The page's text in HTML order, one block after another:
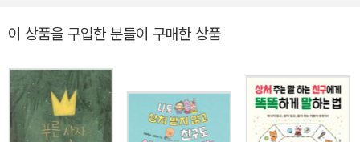
스피치 전문가인 화술 분야 1위 베스트셀러 《어른의 대화법》의 임정
민 작가가 국내 최초로 ‘성격 유형 에고그램’을 적용한 맞춤형 대화법
을 제안합니다. 수줍음이 많은 아이, 활달하고 유쾌한 아이, 까칠하고
공격적인 아이… 아이의 성향을 진단한 후 그에 맞는 효과적인 말하기
방법이 무엇인지 알아보세요. 아이 스스로도 자신과 비슷하거나 다른
이 상품을 구입한 분들이 구매한 상품